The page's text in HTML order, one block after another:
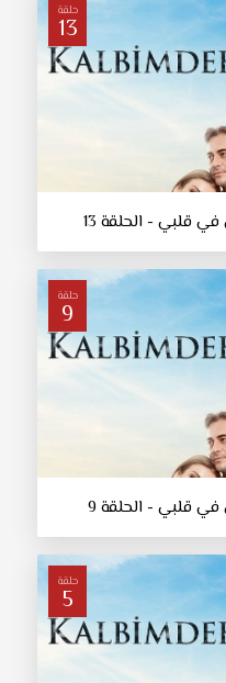
حلقة
13
قلبي - الحلقة 13
حلقة
9
قلبي - الحلقة 9
حلقة
5